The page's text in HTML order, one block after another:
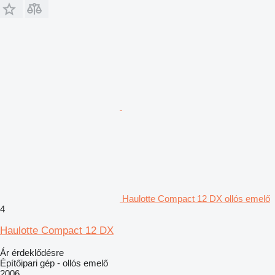
Haulotte Compact 12 DX ollós emelő
4
Haulotte Compact 12 DX
Ár érdeklődésre
Építőipari gép - ollós emelő